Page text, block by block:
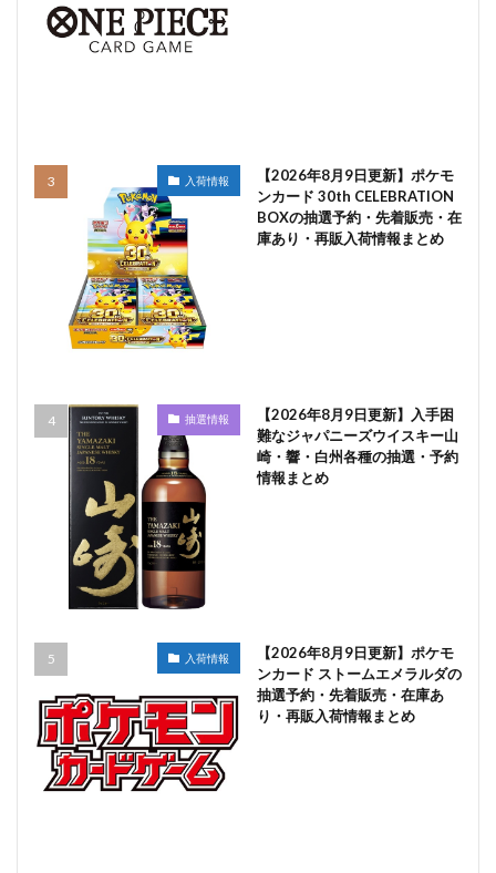
入荷情報
【2026年8月9日更新】ポケモ
ンカード 30th CELEBRATION
BOXの抽選予約・先着販売・在
庫あり・再販入荷情報まとめ
抽選情報
【2026年8月9日更新】入手困
難なジャパニーズウイスキー山
崎・響・白州各種の抽選・予約
情報まとめ
入荷情報
【2026年8月9日更新】ポケモ
ンカード ストームエメラルダの
抽選予約・先着販売・在庫あ
り・再販入荷情報まとめ